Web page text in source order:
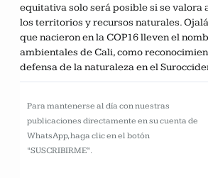
equitativa solo será posible si se valora
los territorios y recursos naturales.
que nacieron en la COP16 lleven el
ambientales de Cali, como
defensa de la naturaleza en el
Para mantenerse al día con nuestras
publicaciones directamente en su cuenta de
WhatsApp, haga clic en el botón
“SUSCRIBIRME”.